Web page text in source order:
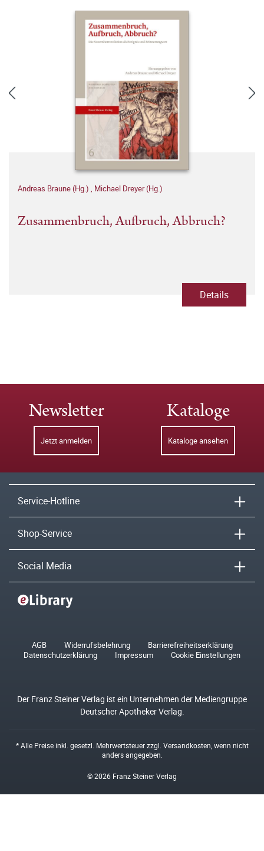
Andreas Braune (Hg.) , Michael Dreyer (Hg.)
Zusammenbruch, Aufbruch, Abbruch?
Details
Newsletter
Jetzt anmelden
Kataloge
Kataloge ansehen
Service-Hotline
Shop-Service
Social Media
AGB Widerrufsbelehrung
Barrierefreiheitserklärung
Datenschutzerklärung
Impressum Cookie Einstellungen
Der Franz Steiner Verlag ist ein Unternehmen der Mediengruppe
Deutscher Apotheker Verlag.
* Alle Preise inkl. gesetzl. Mehrwertsteuer zzgl. Versandkosten , wenn nicht
anders angegeben.
© 2026 Franz Steiner Verlag